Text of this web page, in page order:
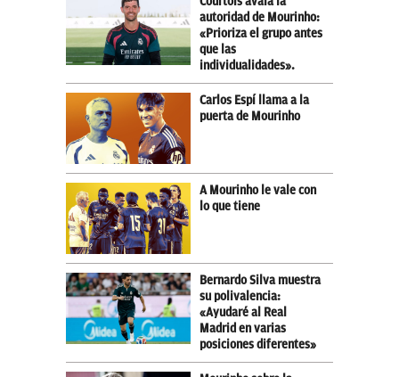
autoridad de Mourinho:
«Prioriza el grupo antes
que las
individualidades».
Carlos Espí llama a la
puerta de Mourinho
A Mourinho le vale con
lo que tiene
Bernardo Silva muestra
su polivalencia:
«Ayudaré al Real
Madrid en varias
posiciones diferentes»